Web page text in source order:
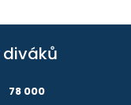
diváků
78 000